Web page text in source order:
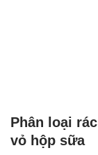
Phân loại
vỏ hộp sữa